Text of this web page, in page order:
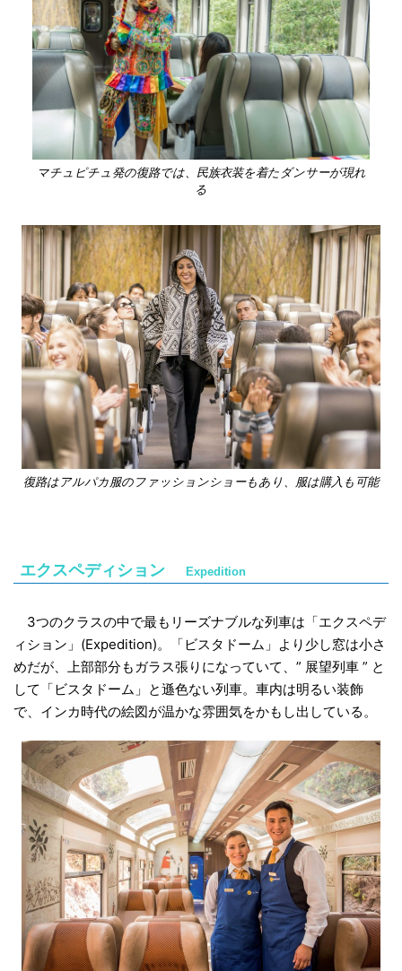
マチュピチュ発の復路では、民族衣装を着たダンサーが現れ
る
復路はアルパカ服のファッションショーもあり、服は購入も可能
エクスペディション Expedition
3つのクラスの中で最もリーズナブルな列車は「エクスペデ
ィション」(Expedition)。「ビスタドーム」より少し窓は小さ
めだが、上部部分もガラス張りになっていて、” 展望列車 ” と
して「ビスタドーム」と遜色ない列車。車内は明るい装飾
で、インカ時代の絵図が温かな雰囲気をかもし出している。